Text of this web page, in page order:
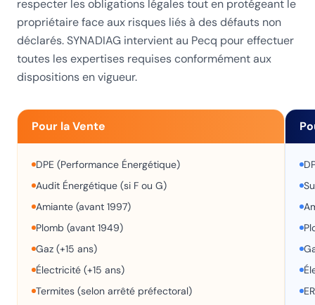
respecter les obligations légales tout en protégeant le
propriétaire face aux risques liés à des défauts non
déclarés. SYNADIAG intervient au Pecq pour effectuer
toutes les expertises requises conformément aux
dispositions en vigueur.
Pour la Vente
DPE (Performance Énergétique)
Audit Énergétique (si F ou G)
Amiante (avant 1997)
Plomb (avant 1949)
Gaz (+15 ans)
Électricité (+15 ans)
Termites (selon arrêté préfectoral)